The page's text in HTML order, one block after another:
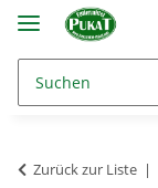
Zurück zur Liste